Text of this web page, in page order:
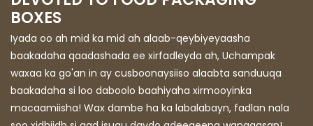
BOXES
Iyada oo ah mid ka mid ah alaab-qeybiyeyaasha
baakadaha qaadashada ee xirfadleyda ah, Uchampak
waxaa ka go'an in ay cusboonaysiiso alaabta sanduuqa
baakadaha si loo daboolo baahiyaha xirmooyinka
macaamiisha! Wax dambe ha ka labalabayn, fadlan nala